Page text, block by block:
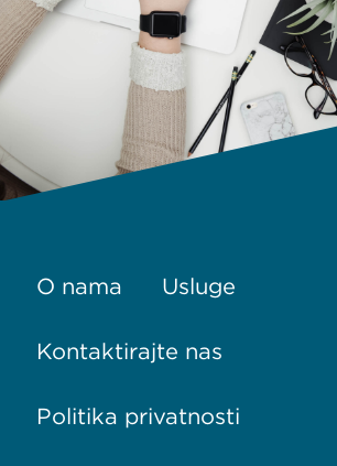
O nama Usluge
Kontaktirajte nas
Politika privatnosti